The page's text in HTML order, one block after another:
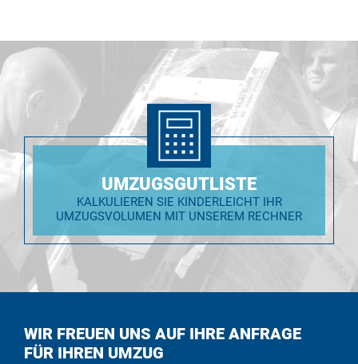
UMZUGSGUTLISTE
KALKULIEREN SIE KINDERLEICHT IHR
UMZUGSVOLUMEN MIT UNSEREM RECHNER
WIR FREUEN UNS AUF IHRE ANFRAGE
FÜR IHREN UMZUG